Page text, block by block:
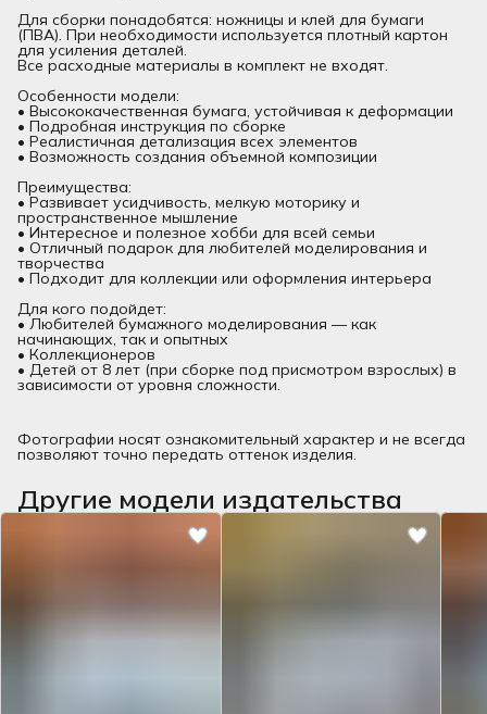
Для сборки понадобятся: ножницы и клей для бумаги
(ПВА). При необходимости используется плотный картон
для усиления деталей.
Все расходные материалы в комплект не входят.
Особенности модели:
• Высококачественная бумага, устойчивая к деформации
• Подробная инструкция по сборке
• Реалистичная детализация всех элементов
• Возможность создания объемной композиции
Преимущества:
• Развивает усидчивость, мелкую моторику и
пространственное мышление
• Интересное и полезное хобби для всей семьи
• Отличный подарок для любителей моделирования и
творчества
• Подходит для коллекции или оформления интерьера
Для кого подойдет:
• Любителей бумажного моделирования — как
начинающих, так и опытных
• Коллекционеров
• Детей от 8 лет (при сборке под присмотром взрослых) в
зависимости от уровня сложности.
Фотографии носят ознакомительный характер и не всегда
позволяют точно передать оттенок изделия.
Другие модели издательства